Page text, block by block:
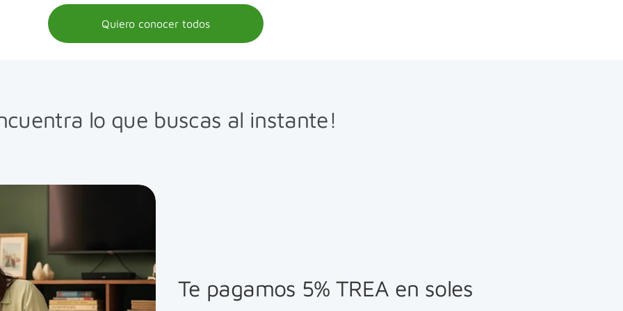
Quiero conocer todos
lo que buscas al instante!
Te pagamos 5% TREA en soles